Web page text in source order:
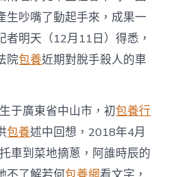
些
相
撞，
兩
車
怒
癥
發
作
打
起
生吵嘴了動起手來，成果一
者明天（12月11日）得悉，
院包養近期對脫手殺人的車
于廣東省中山市，初包養行
包養述中回想，2018年4月
車到菜地摘蔥，阿誰時辰的